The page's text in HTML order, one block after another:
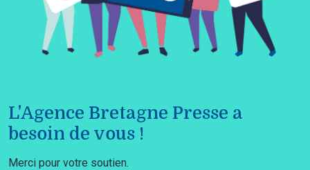
L'Agence Bretagne Presse a
besoin de vous !
Merci pour votre soutien.